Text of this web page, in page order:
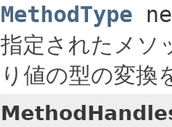
MethodType
指定されたメソ
り値の型の変換